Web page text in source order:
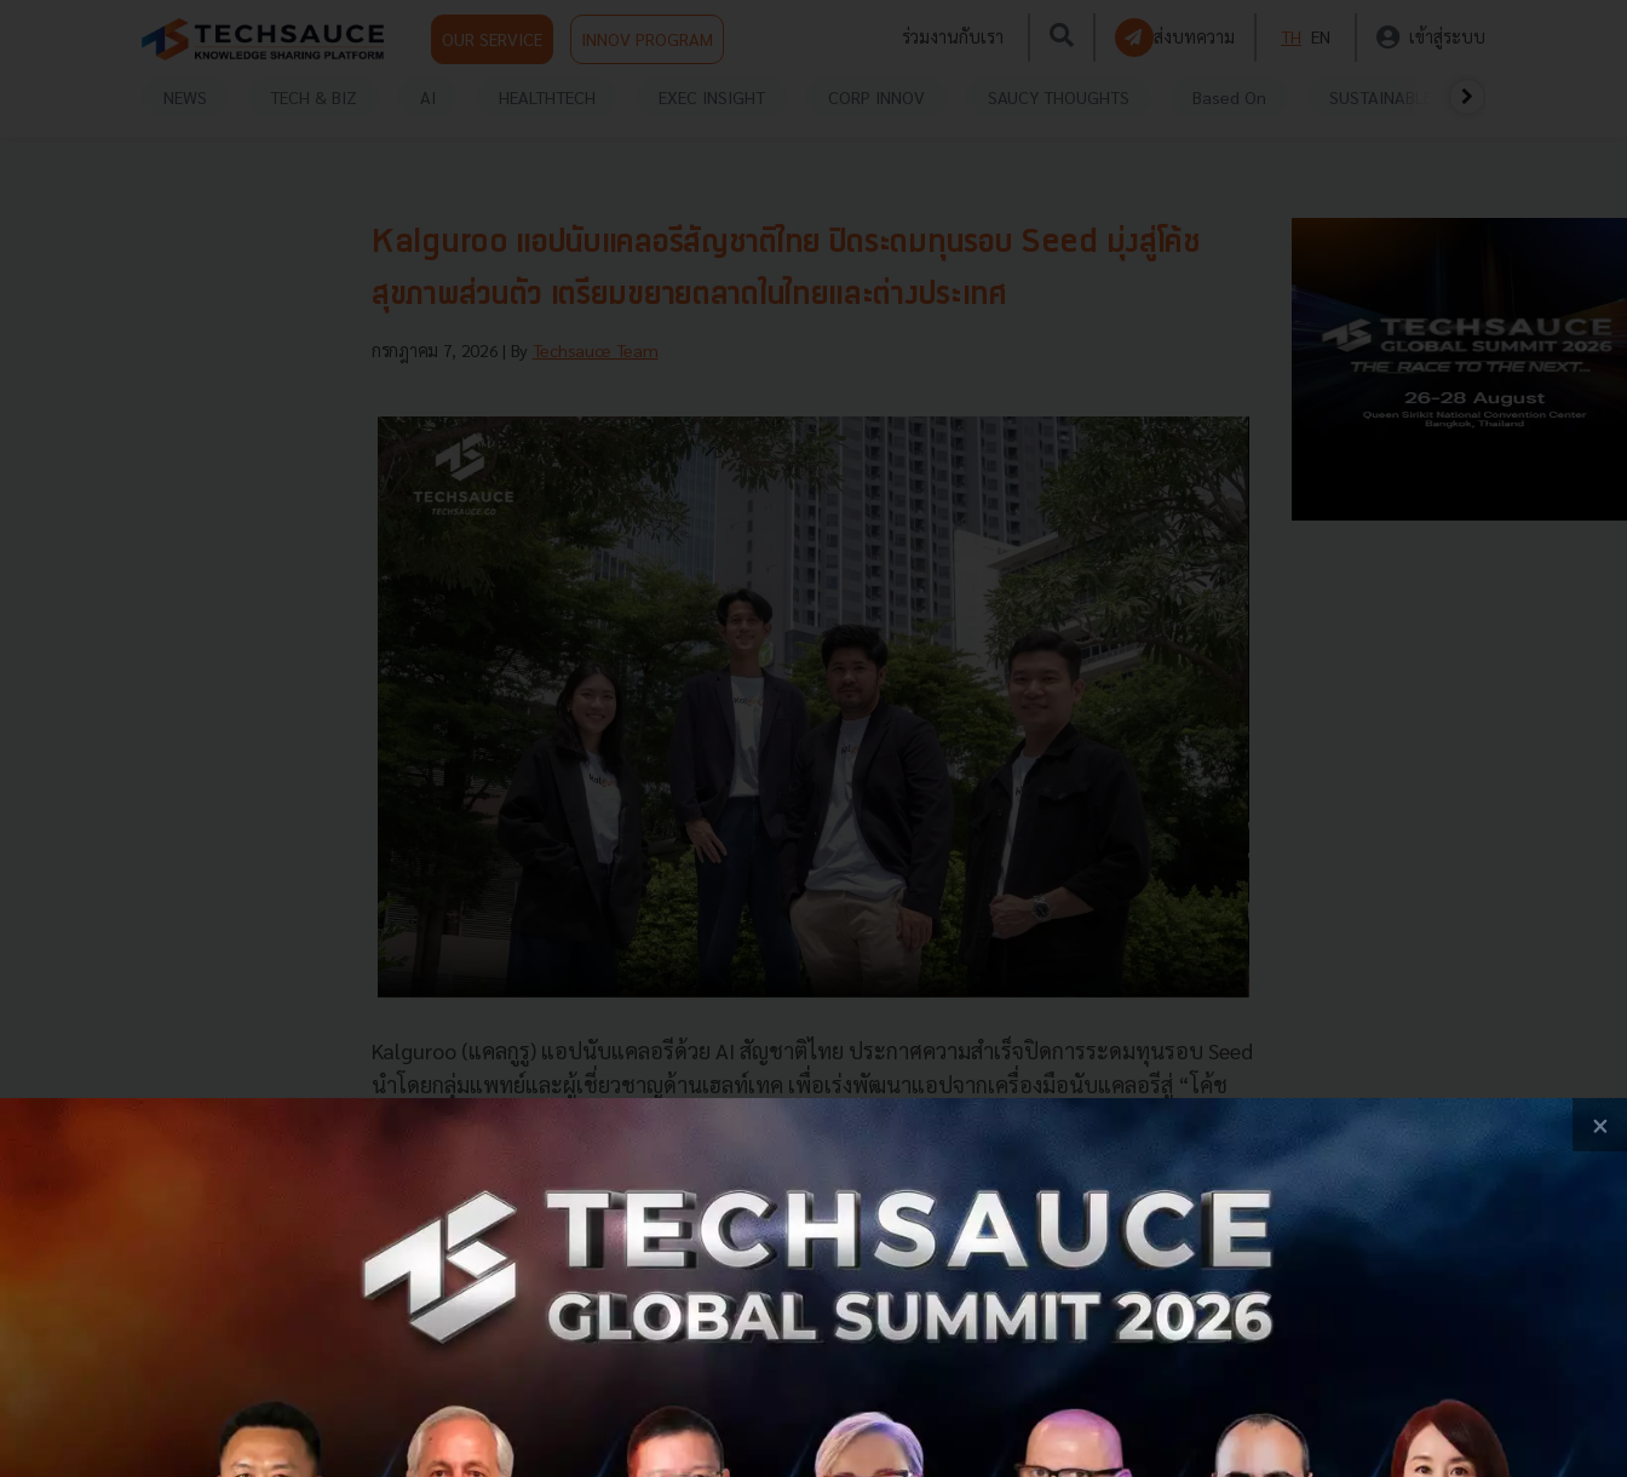
OUR SERVICE INNOV PROGRAM ร่วมงานกับเรา ส่งบทความ TH EN เข้าสู่ระบบ
NEWS TECH & BIZ AI HEALTHTECH EXEC INSIGHT CORP INNOV SAUCY THOUGHTS Based On SUSTAINABLE
Kalguroo แอปนับแคลอรีสัญชาติไทย ปิดระดมทุนรอบ Seed มุ่งสู่โค้ช
สุขภาพส่วนตัว เตรียมขยายตลาดในไทยและต่างประเทศ
กรกฎาคม 7, 2026 | By Techsauce Team
Kalguroo (แคลกูรู) แอปนับแคลอรีด้วย AI สัญชาติไทย ประกาศความสำเร็จปิดการระดมทุนรอบ Seed
นำโดยกลุ่มแพทย์และผู้เชี่ยวชาญด้านเฮลท์เทค เพื่อเร่งพัฒนาแอปจากเครื่องมือนับแคลอรีสู่ “โค้ช
สุขภาพส่วนตัวในกระเป๋า” พร้อมขยายฐานผู้ใช้ในประเทศไทยและตลาดต่างประเทศ
Kalguroo มาจากแนวคิดที่ต้องการทำให้การลดน้ำหนักและการดูแลสุขภาพเป็นเรื่องที่คนทั่วไปเริ่มต้น
ได้ง่ายขึ้น แอปจึงถูกพัฒนาขึ้นเพื่อลดความยุ่งยากของการจดบันทึกอาหาร และช่วยให้ผู้ใช้ติดตาม
โภชนาการในชีวิตประจำวันได้สะดวกขึ้น โดยผู้ใช้สามารถถ่ายภาพอาหารผ่านแอป เพื่อให้ AI
วิเคราะห์และแสดงข้อมูลแคลอรี รวมถึงสารอาหารหลักได้ภายในไม่กี่วินาที
เพื่อดึงข้อมูลแคลอรีและสารอาหารที่ผ่านการตรวจสอบแล้วมาใช้ในการคำนวณ แนวทางนี้ช่วยให้
ผลลัพธ์ไม่ได้มาจากการให้ AI คาดเดาตัวเลขโภชนาการเพียงอย่างเดียว แต่มีฐานข้อมูลจริงเป็นส่วน
×